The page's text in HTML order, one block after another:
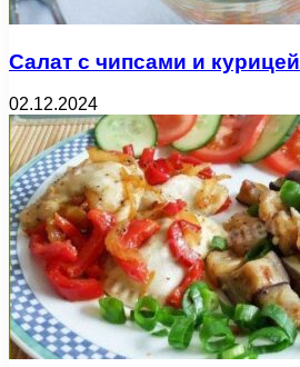
Салат с чипсами и курицей
02.12.2024